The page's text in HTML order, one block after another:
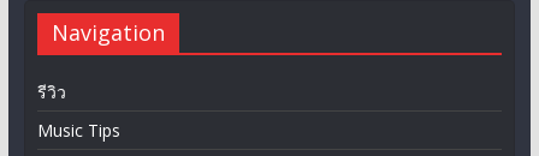
Navigation
รีวิว
Music Tips